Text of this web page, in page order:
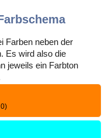
Farben neben der
Es wird also die
jeweils ein Farbton